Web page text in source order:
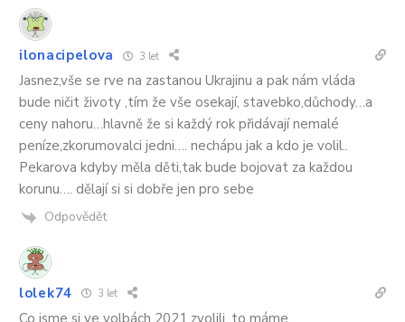
ilonacipelova 3 let
Jasnez,vše se rve na zastanou Ukrajinu a pak nám vláda
bude ničit životy ,tím že vše osekají, stavebko,důchody…a
ceny nahoru…hlavně že si každý rok přidávají nemalé
peníze,zkorumovalci jedni…. nechápu jak a kdo je volil..
Pekarova kdyby měla děti,tak bude bojovat za každou
korunu…. dělají si si dobře jen pro sebe
Odpovědět
lolek74 3 let
Co jsme si ve volbách 2021 zvolili, to máme.